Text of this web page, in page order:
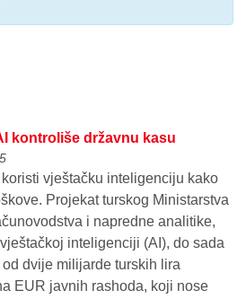
kontroliše državnu kasu
vještačku inteligenciju kako
Projekat turskog Ministarstva
i napredne analitike,
inteligenciji (AI), do sada
dvije milijarde turskih lira
EUR javnih rashoda, koji nose